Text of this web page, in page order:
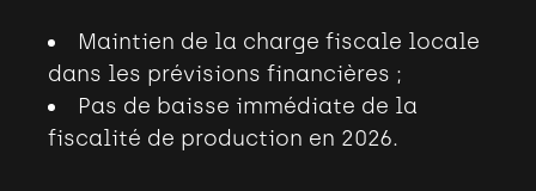
Maintien de la charge fiscale locale
dans les prévisions financières ;
Pas de baisse immédiate de la
fiscalité de production en 2026.